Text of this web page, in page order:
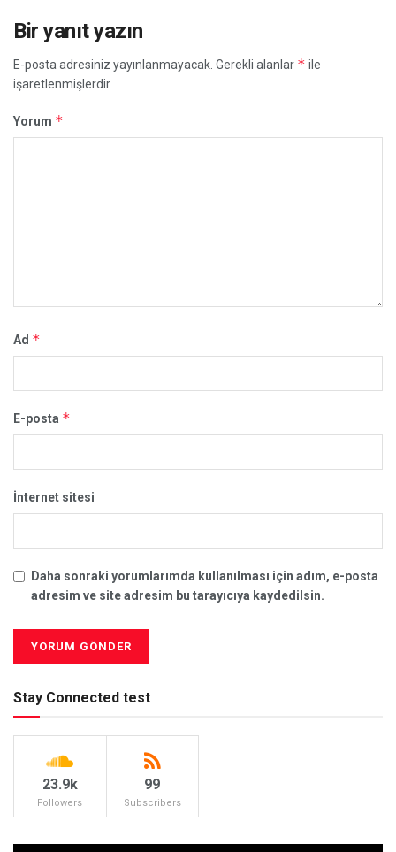
Bir yanıt yazın
E-posta adresiniz yayınlanmayacak. Gerekli alanlar * ile
işaretlenmişlerdir
Yorum *
Ad *
E-posta *
İnternet sitesi
Daha sonraki yorumlarımda kullanılması için adım, e-posta
adresim ve site adresim bu tarayıcıya kaydedilsin.
Stay Connected test
23.9k
Followers
99
Subscribers